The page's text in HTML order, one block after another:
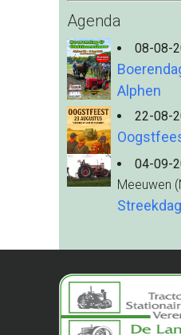
Agenda
08-08-
Alphen
22-08-
04-09-
Meeuwen